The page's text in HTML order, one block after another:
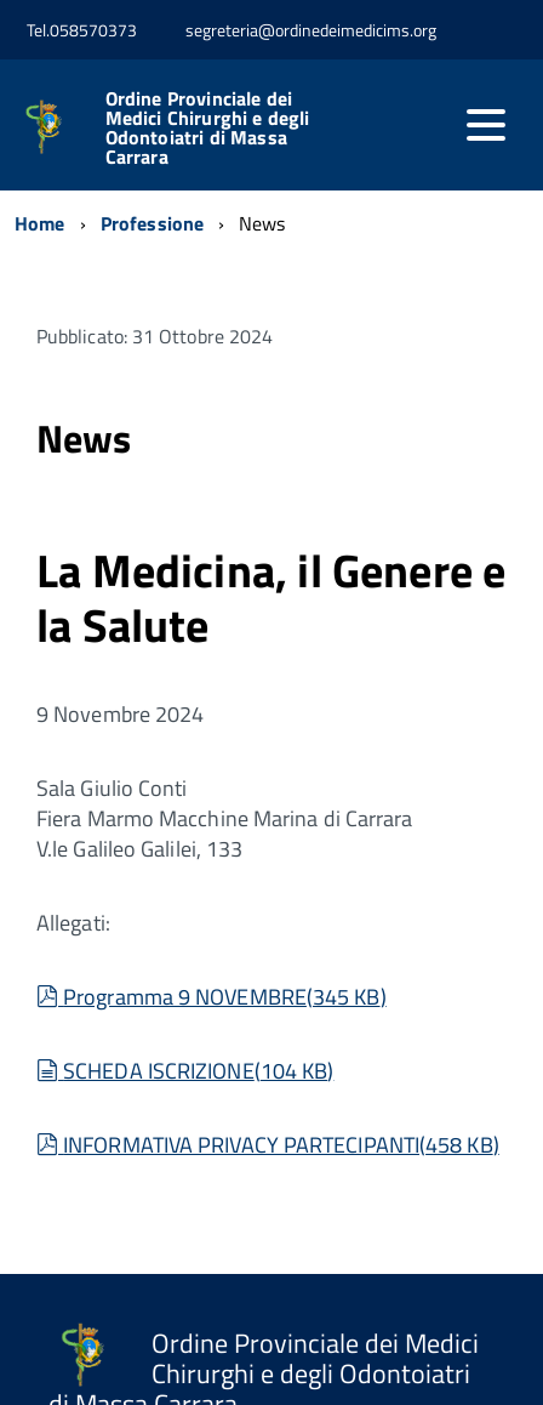
Tel.058570373 segreteria@ordinedeimedicims.org
Ordine Provinciale dei
Medici Chirurghi e degli
Odontoiatri di Massa
Carrara
Home Professione News
Pubblicato: 31 Ottobre 2024
News
La Medicina, il Genere e
la Salute
9 Novembre 2024
Sala Giulio Conti
Fiera Marmo Macchine Marina di Carrara
V.le Galileo Galilei, 133
Allegati:
pdf
Programma 9 NOVEMBRE(345 KB)
document
SCHEDA ISCRIZIONE(104 KB)
pdf
INFORMATIVA PRIVACY PARTECIPANTI(458 KB)
Ordine Provinciale dei Medici
Chirurghi e degli Odontoiatri